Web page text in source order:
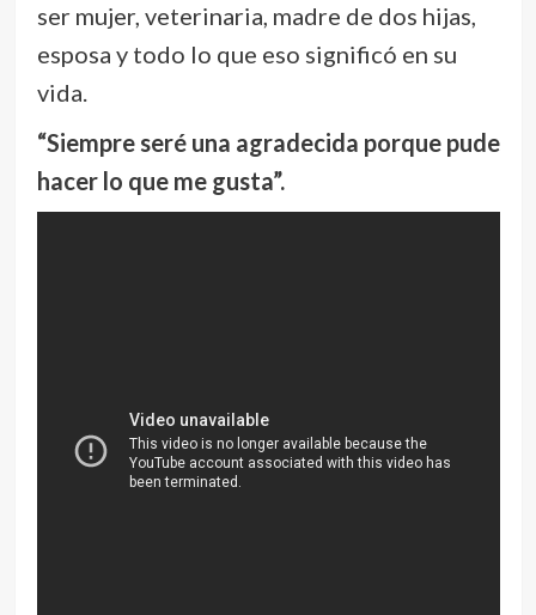
ser mujer, veterinaria, madre de dos hijas,
esposa y todo lo que eso significó en su
vida.
“Siempre seré una agradecida porque pude
hacer lo que me gusta”.